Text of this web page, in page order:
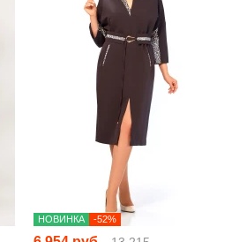
НОВИНКА -52%